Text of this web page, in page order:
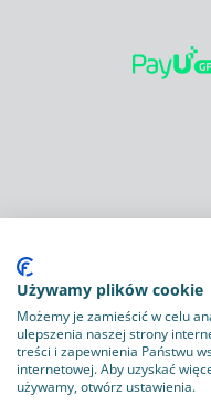
Obowiązek
Używamy plików cookie
Możemy je zamieścić w celu
ulepszenia naszej strony
treści i zapewnienia Państwu
internetowej. Aby uzyskać
używamy, otwórz ustawienia.